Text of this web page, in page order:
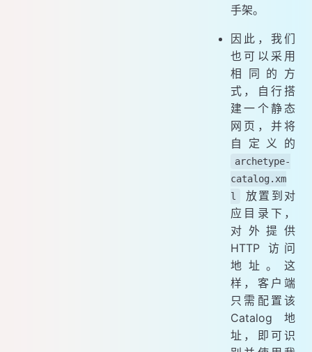
手架。
因此，我们
也可以采用
相同的方
式，自行搭
建一个静态
网页，并将
自定义的
archetype-
catalog.xm
l
放置到对
应目录下，
对外提供
HTTP 访问
地址。这
样，客户端
只需配置该
Catalog 地
址，即可识